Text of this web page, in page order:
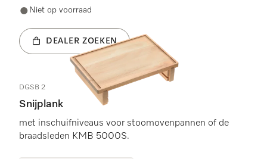
Niet op voorraad
DEALER ZOEKEN
DGSB 2
Snijplank
met inschuifniveaus voor stoomovenpannen of de
braadsleden KMB 5000S.